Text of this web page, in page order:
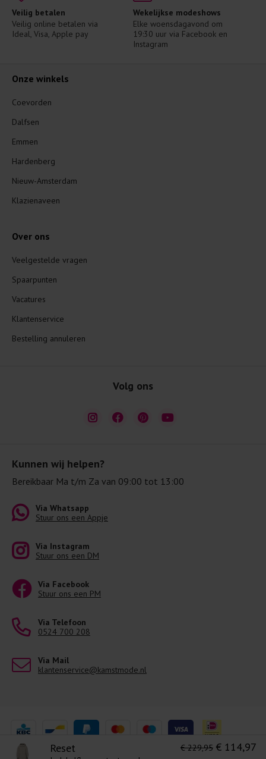
Reset € 229,95 € 114,97
Veilig betalen
Veilig online betalen via
Ideal, Visa, Apple pay
Wekelijkse modeshows
Elke woensdagavond om
19:30 uur via Facebook en
Instagram
Kunnen wij helpen?
Bereikbaar Ma t/m Za van 09:00 tot 13:00
Via Whatsapp
Stuur ons een Appje
Via Instagram
Stuur ons een DM
Via Facebook
Stuur ons een PM
Via Telefoon
0524 700 208
Via Mail
klantenservice@kamstmode.nl
Onze winkels
Coevorden
Dalfsen
Emmen
Hardenberg
Nieuw-Amsterdam
Klazienaveen
Over ons
Veelgestelde vragen
Spaarpunten
Vacatures
Klantenservice
Bestelling annuleren
Volg ons